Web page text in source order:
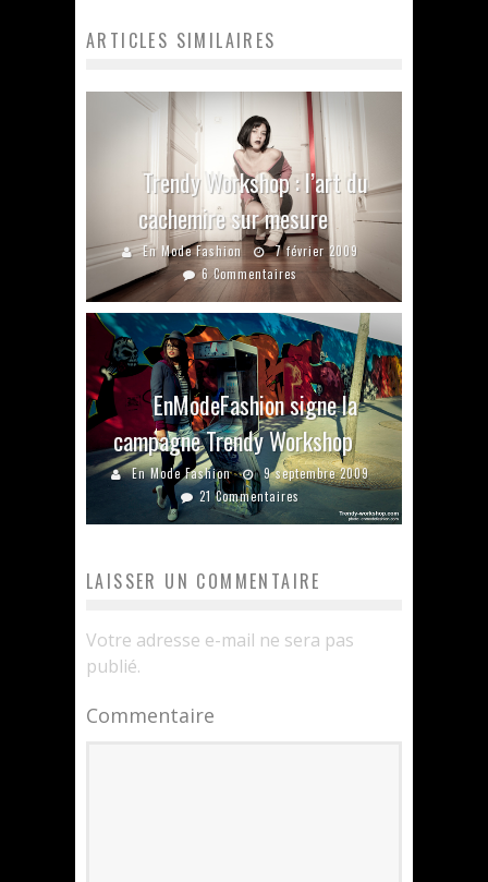
ARTICLES SIMILAIRES
Trendy Workshop : l’art du
cachemire sur mesure
En Mode Fashion
7 février 2009
6 Commentaires
EnModeFashion signe la
campagne Trendy Workshop
En Mode Fashion
9 septembre 2009
21 Commentaires
LAISSER UN COMMENTAIRE
Votre adresse e-mail ne sera pas
publié.
Commentaire